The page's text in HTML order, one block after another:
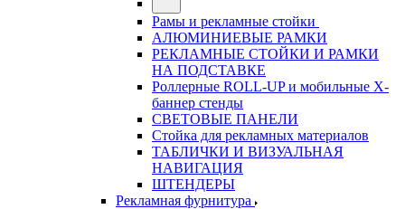
Рамы и рекламные стойки
АЛЮМИНИЕВЫЕ РАМКИ
РЕКЛАМНЫЕ СТОЙКИ И РАМКИ
НА ПОДСТАВКЕ
Роллерные ROLL-UP и мобильные X-
баннер стенды
СВЕТОВЫЕ ПАНЕЛИ
Стойка для рекламных материалов
ТАБЛИЧКИ И ВИЗУАЛЬНАЯ
НАВИГАЦИЯ
ШТЕНДЕРЫ
Рекламная фурнитура